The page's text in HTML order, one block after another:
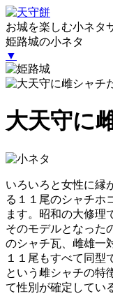
お城を楽しむ小ネタ
姫路城の小ネタ
▼
大天守に
いろいろと女性に縁
る１１尾のシャチホ
ます。昭和の大修理
そのモデルとなった
のシャチ瓦、雌雄一
１１尾もすべて同型
という雌シャチの特
て性別が確定してい